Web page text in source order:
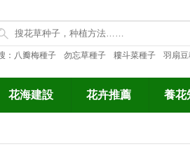
： 八瓣梅種子 勿忘草種子 耬斗菜種子 羽扇
花海建設 花卉推薦 養花